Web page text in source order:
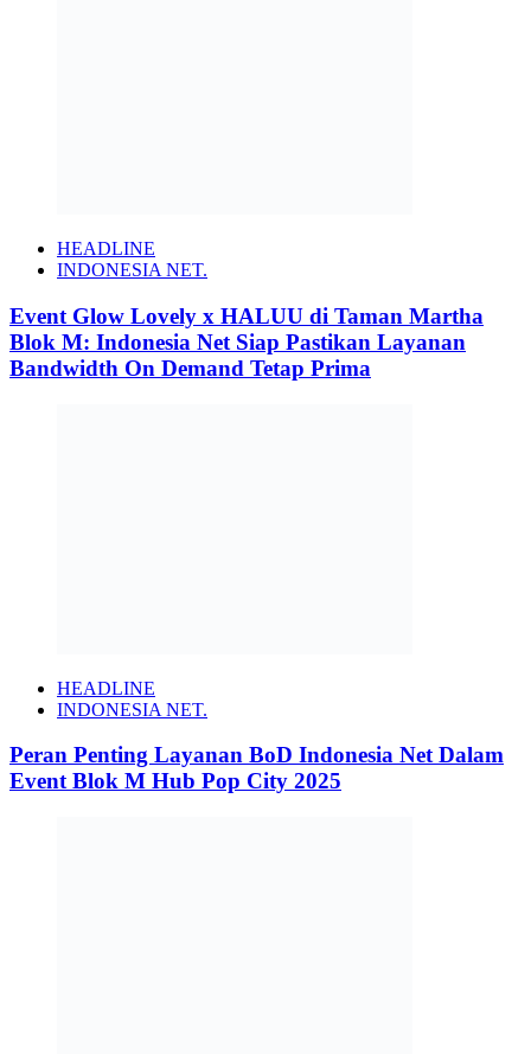
HEADLINE
INDONESIA NET.
Event Glow Lovely x HALUU di Taman Martha
Blok M: Indonesia Net Siap Pastikan Layanan
Bandwidth On Demand Tetap Prima
HEADLINE
INDONESIA NET.
Peran Penting Layanan BoD Indonesia Net Dalam
Event Blok M Hub Pop City 2025